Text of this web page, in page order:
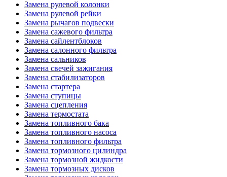
Замена рулевой колонки
Замена рулевой рейки
Замена рычагов подвески
Замена сажевого фильтра
Замена сайлентблоков
Замена салонного фильтра
Замена сальников
Замена свечей зажигания
Замена стабилизаторов
Замена стартера
Замена ступицы
Замена сцепления
Замена термостата
Замена топливного бака
Замена топливного насоса
Замена топливного фильтра
Замена тормозного цилиндра
Замена тормозной жидкости
Замена тормозных дисков